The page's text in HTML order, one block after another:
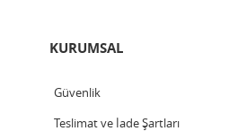
KURUMSAL
Güvenlik
Teslimat ve İade Şartları